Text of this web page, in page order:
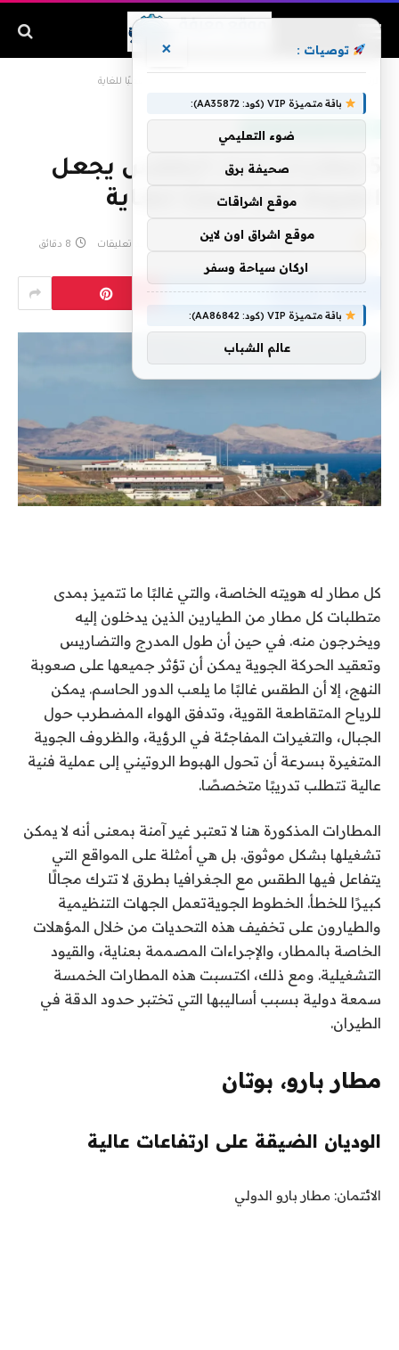
5 مطارات حيث الطقس يجعل
الهبوط أمرًا صعبًا للغاية
admin يونيو 30, 2026 لا توجد تعليقات 8 دقائق
كل مطار له هويته الخاصة، والتي غالبًا ما تتميز بمدى
متطلبات كل مطار من الطيارين الذين يدخلون إليه
ويخرجون منه. في حين أن طول المدرج والتضاريس
وتعقيد الحركة الجوية يمكن أن تؤثر جميعها على صعوبة
النهج، إلا أن الطقس غالبًا ما يلعب الدور الحاسم. يمكن
للرياح المتقاطعة القوية، وتدفق الهواء المضطرب حول
الجبال، والتغيرات المفاجئة في الرؤية، والظروف الجوية
المتغيرة بسرعة أن تحول الهبوط الروتيني إلى عملية فنية
عالية تتطلب تدريبًا متخصصًا.
المطارات المذكورة هنا لا تعتبر غير آمنة بمعنى أنه لا يمكن
تشغيلها بشكل موثوق. بل هي أمثلة على المواقع التي
يتفاعل فيها الطقس مع الجغرافيا بطرق لا تترك مجالًا
كبيرًا للخطأ. الخطوط الجويةتعمل الجهات التنظيمية
والطيارون على تخفيف هذه التحديات من خلال المؤهلات
الخاصة بالمطار، والإجراءات المصممة بعناية، والقيود
التشغيلية. ومع ذلك، اكتسبت هذه المطارات الخمسة
سمعة دولية بسبب أساليبها التي تختبر حدود الدقة في
الطيران.
مطار بارو، بوتان
الوديان الضيقة على ارتفاعات عالية
الائتمان: مطار بارو الدولي
توصيات : ×
باقة متميزة VIP (كود: AA35872):
ضوء التعليمي
صحيفة برق
موقع اشراقات
موقع اشراق اون لاين
اركان سياحة وسفر
باقة متميزة VIP (كود: AA86842):
عالم الشباب